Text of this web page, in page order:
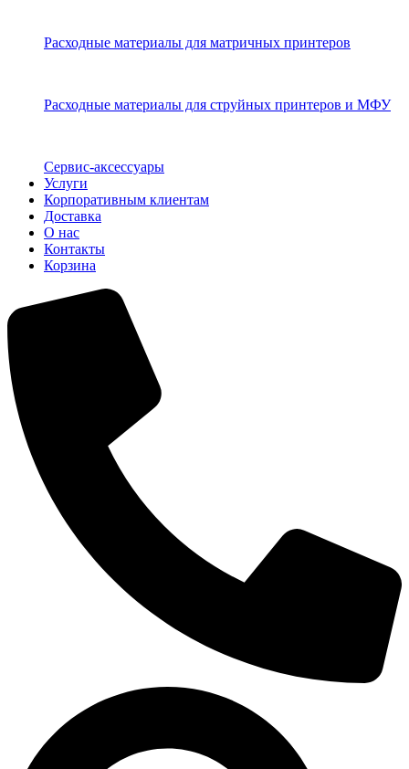
Расходные материалы для матричных принтеров
Расходные материалы для струйных принтеров и МФУ
Сервис-аксессуары
Услуги
Корпоративным клиентам
Доставка
О нас
Контакты
Корзина